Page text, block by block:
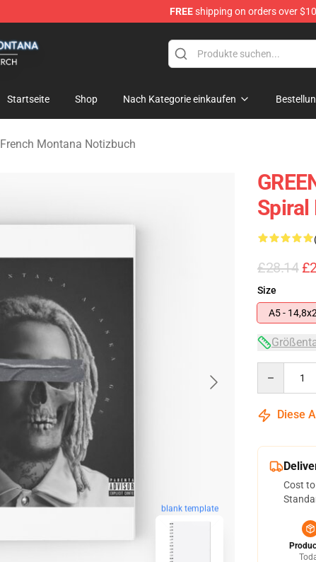
FREEshipping on orders over
Startseite Shop Nach Kategorie einkaufen
French Montana Notizbuch
blank template
Spiral
£28.14
Size
A5 -
Diese
Cost